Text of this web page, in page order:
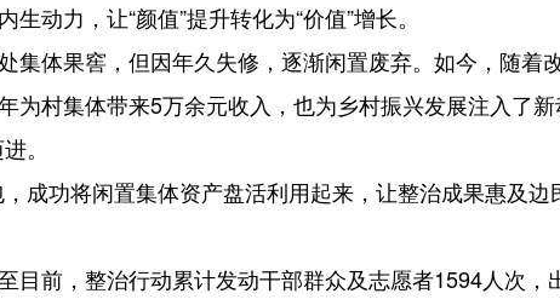
动力，让“颜值”提升转化为“价值”增长。
体果窖，但因年久失修，逐渐闲置废弃。如今，随着
村集体带来5万余元收入，也为乡村振兴发展注入了新
。
成功将闲置集体资产盘活利用起来，让整治成果惠及边
目前，整治行动累计发动干部群众及志愿者1594人次，